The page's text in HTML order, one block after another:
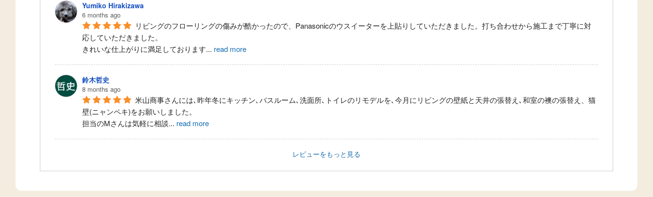
Yumiko Hirakizawa
6 months ago
リビングのフローリングの傷みが酷かったので、Panasonicのウスイーターを上貼りしていただきました。打ち合わせから施工まで丁寧に対
応していただきました。
きれいな仕上がりに満足しております... read more
鈴木哲史
8 months ago
米山商事さんには､昨年冬にキッチン､バスルーム､洗面所､トイレのリモデルを､今月にリビングの壁紙と天井の張替え､和室の襖の張替え、猫
壁(ニャンペキ)をお願いしました。
担当のMさんは気軽に相談... read more
レビューをもっと見る